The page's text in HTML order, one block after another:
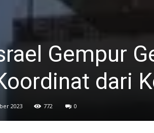
Gempur
dari
2023 772 0